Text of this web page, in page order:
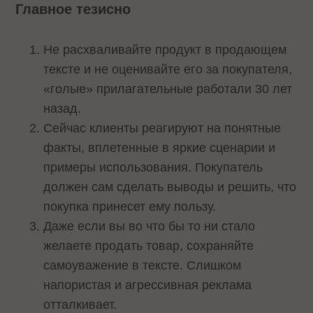
Главное тезисно
Не расхваливайте продукт в продающем
тексте и не оценивайте его за покупателя,
«голые» прилагательные работали 30 лет
назад.
Сейчас клиенты реагируют на понятные
факты, вплетенные в яркие сценарии и
примеры использования. Покупатель
должен сам сделать выводы и решить, что
покупка принесет ему пользу.
Даже если вы во что бы то ни стало
желаете продать товар, сохраняйте
самоуважение в тексте. Слишком
напористая и агрессивная реклама
отталкивает.